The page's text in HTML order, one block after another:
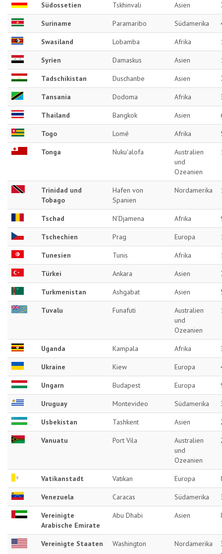
Südossetien Tskhinvali Asien
Suriname Paramaribo Südamerika
Swasiland Lobamba Afrika
Syrien Damaskus Asien
Tadschikistan Duschanbe Asien
Tansania Dodoma Afrika
Thailand Bangkok Asien
Togo Lomé Afrika
Tonga Nukuʻalofa
Australien
und
Ozeanien
Trinidad und
Tobago
Hafen von
Spanien
Nordamerika
Tschad N'Djamena Afrika
Tschechien Prag Europa
Tunesien Tunis Afrika
Türkei Ankara Asien
Turkmenistan Ashgabat Asien
Tuvalu Funafuti
Australien
und
Ozeanien
Uganda Kampala Afrika
Ukraine Kiew Europa
Ungarn Budapest Europa
Uruguay Montevideo Südamerika
Usbekistan Tashkent Asien
Vanuatu Port Vila
Australien
und
Ozeanien
Vatikanstadt Vatikan Europa
Venezuela Caracas Südamerika
Vereinigte
Arabische Emirate
Abu Dhabi Asien
Vereinigte Staaten Washington Nordamerika